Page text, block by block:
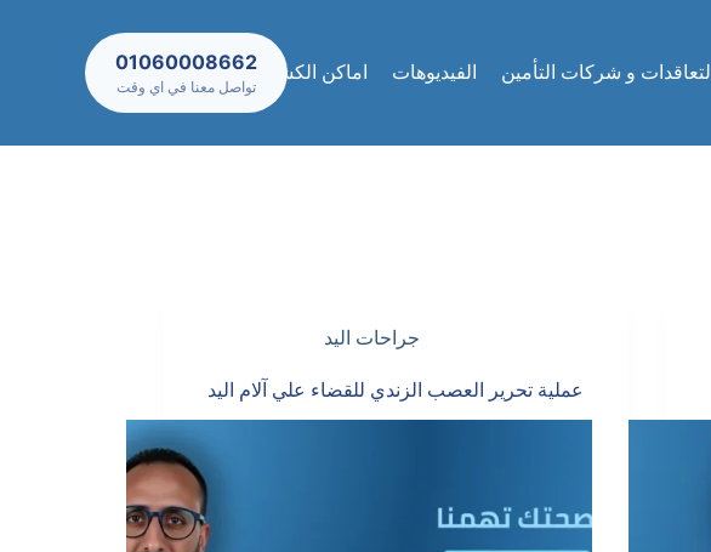
التعاقدات و شركات التأمين الفيديوهات اماكن الكشف والعيادات
01060008662
تواصل معنا في اي وقت
جراحات اليد
عملية تحرير العصب الزندي للقضاء علي آلام اليد